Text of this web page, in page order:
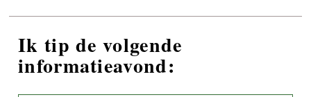
Ik tip de volgende
informatieavond: